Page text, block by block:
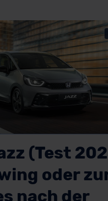
(Test
oder
nach der